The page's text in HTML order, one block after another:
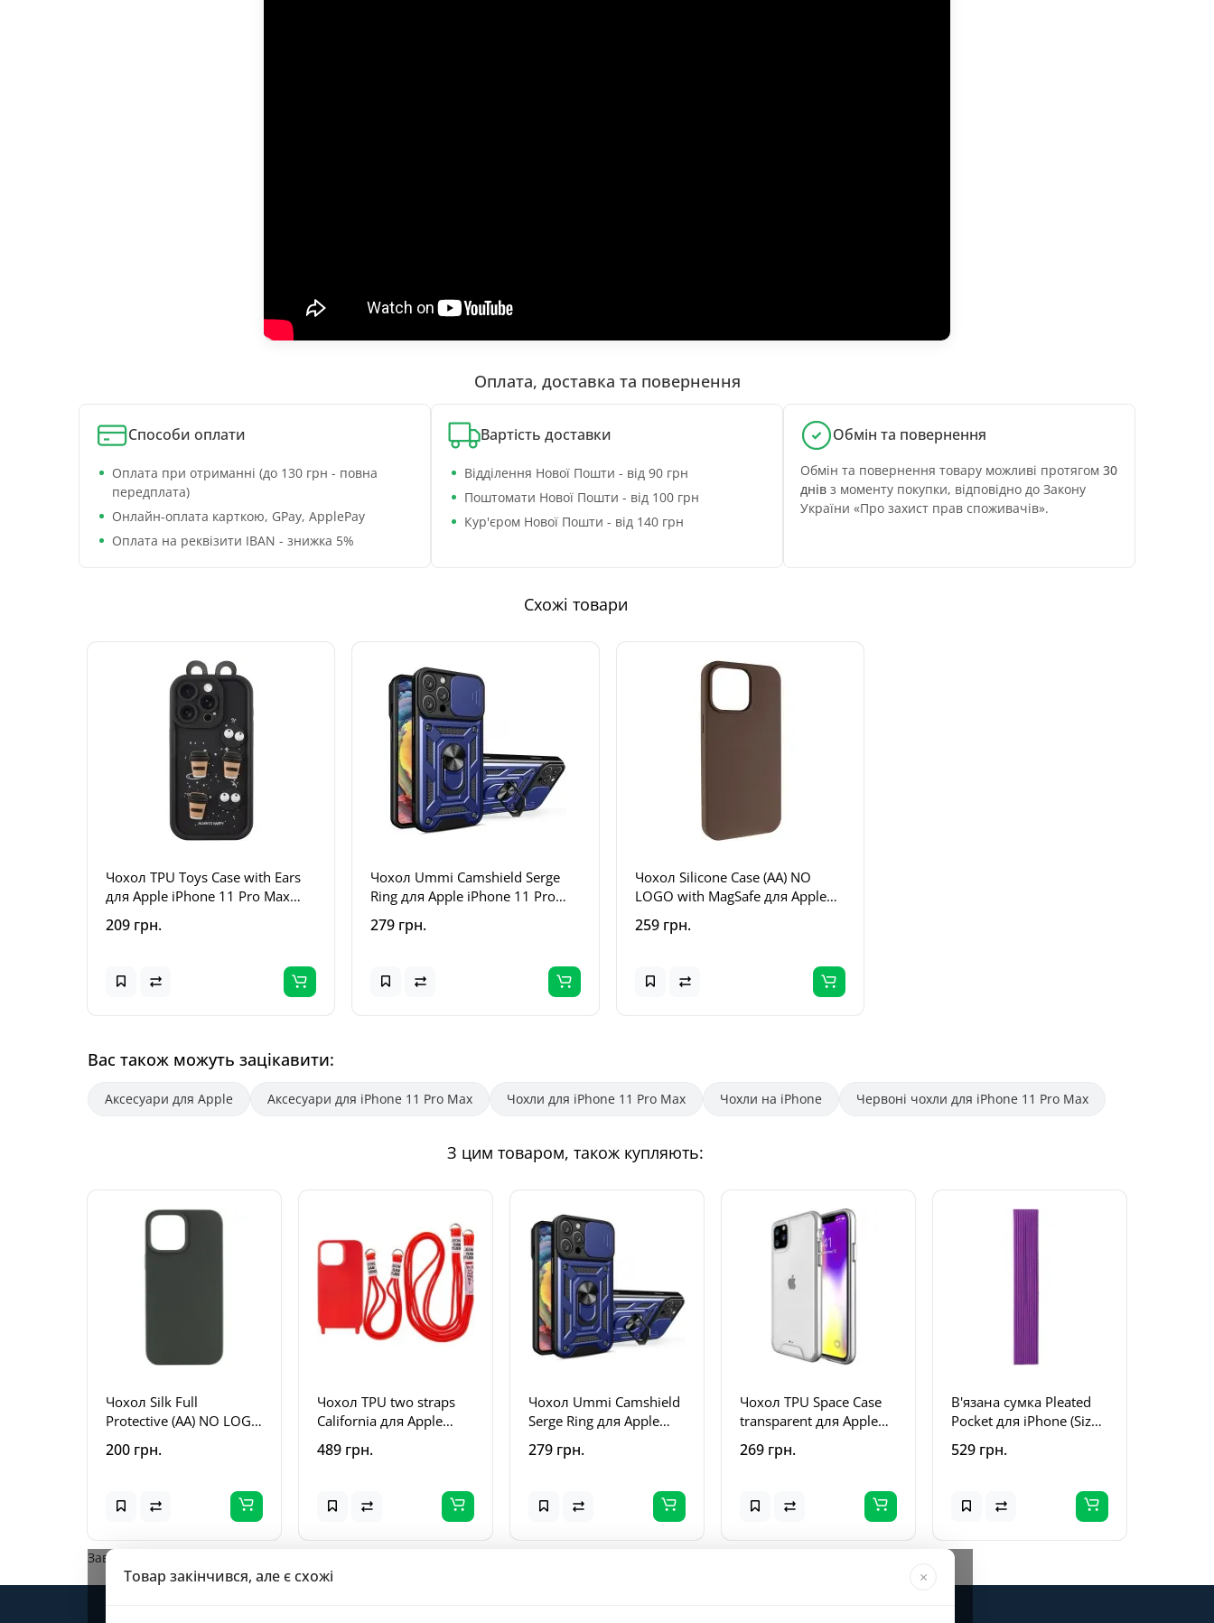
Оплата, доставка та повернення
Способи оплати
Оплата при отриманні (до 130 грн - повна
передплата)
Онлайн-оплата карткою, GPay, ApplePay
Оплата на реквізити IBAN - знижка 5%
Вартість доставки
Відділення Нової Пошти - від 90 грн
Поштомати Нової Пошти - від 100 грн
Кур'єром Нової Пошти - від 140 грн
Обмін та повернення
Обмін та повернення товару можливі протягом 30
днів з моменту покупки, відповідно до Закону
України «Про захист прав споживачів».
Схожі товари
Чохол TPU Toys Case with Ears
для Apple iPhone 11 Pro Max
209 грн.
Чохол Ummi Camshield Serge
Ring для Apple iPhone 11 Pro
279 грн.
Чохол Silicone Case (AA) NO
LOGO with MagSafe для Apple
Коричневий / Brown
259 грн.
Вас також можуть зацікавити:
Аксесуари для Apple Аксесуари для iPhone 11 Pro Max Чохли для iPhone 11 Pro Max Чохли на iPhone Червоні чохли для iPhone 11 Pro Max
З цим товаром, також купляють:
Чохол Silk Full
Protective (AA) NO LOGO
Max (6.5") Зелений /
200 грн.
Чохол TPU two straps
California для Apple
Червоний
489 грн.
Чохол Ummi Camshield
Serge Ring для Apple
Синій
279 грн.
Чохол TPU Space Case
transparent для Apple
Прозорий
269 грн.
В'язана сумка Pleated
Pocket для iPhone (Size
529 грн.
Товар закінчився, але є схожі ×
Завантажується...